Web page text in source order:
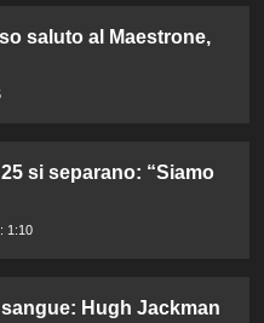
saluto al Maestrone,
si separano: “Siamo
1:10
Hugh Jackman